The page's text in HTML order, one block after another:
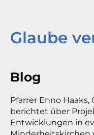
Glaube
Blog
Pfarrer Enno Haaks,
berichtet über
Entwicklungen in